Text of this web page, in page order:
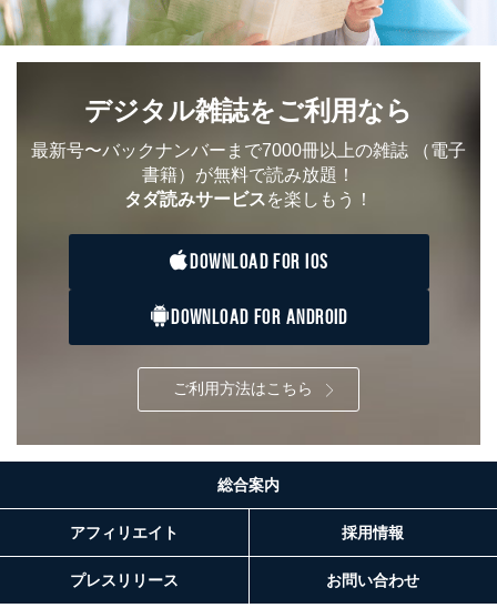
託・提供する場合、その業務に必要な範囲で委託・提
供先企業に個人情報を開示することがあります。
委託先：カスタマーサポート支援会社 、クレジッ
トカード決済などの決済代行・料金回収会社、広
提供先：出版社、出版物発売元、卸売会社、販売
店など商品の供給者、梱包会社、配送会社、新聞
販売店などの梱包・配送・配達会社
当社は、本人から、開示対象個人情報について利用目的
の通知を求められた場合には、遅滞なくこれに応じま
す。ただし、以下①～④のいずれかに該当する場合は、
利用目的の通知を行なうことはできません。そのとき
は、本人に遅滞無くその旨を通知するとともに、理由を
説明させていただきます。
①利用目的を本人に通知し、又は公表することによって
本人又は第三者の生命、身体、財産その他の権利利益を
害するおそれがある場合
②利用目的を本人に通知し、又は公表することによって
当該事業者の権利又は正当な利益を害するおそれがある
③国の機関又は地方公共団体が法令の定める事務を遂行
することに対して協力する必要がある場合であって、利
デジタル雑誌をご利用なら
最新号〜バックナンバーまで7000冊以上の雑誌 （電子
書籍）が無料で読み放題！
タダ読みサービスを楽しもう！
DOWNLOAD FOR IOS
DOWNLOAD FOR ANDROID
ご利用方法はこちら
総合案内
アフィリエイト 採用情報
プレスリリース お問い合わせ